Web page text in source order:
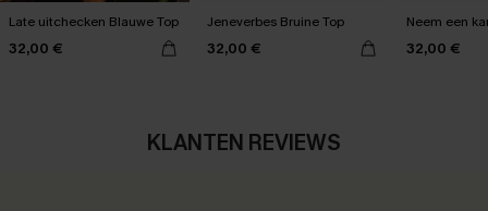
Late uitchecken Blauwe Top
32,00 €
Jeneverbes Bruine Top
32,00 €
Neem een
32,00 €
KLANTEN REVIEWS